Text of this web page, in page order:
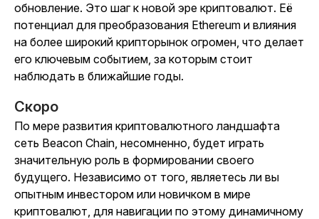
обновление. Это шаг к новой эре криптовалют. Её
потенциал для преобразования Ethereum и влияния
на более широкий крипторынок огромен, что делает
его ключевым событием, за которым стоит
наблюдать в ближайшие годы.
Скоро
По мере развития криптовалютного ландшафта
сеть Beacon Chain, несомненно, будет играть
значительную роль в формировании своего
будущего. Независимо от того, являетесь ли вы
опытным инвестором или новичком в мире
криптовалют, для навигации по этому динамичному